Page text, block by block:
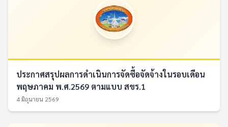
ประกาศสรุปผลการดำเนินการจัดซื้อจัดจ้างในรอบเดือน
พฤษภาคม พ.ศ.2569 ตามแบบ สขร.1
4 มิถุนายน 2569